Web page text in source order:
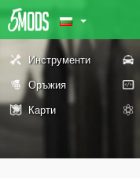
Инструменти
Оръжия
Карти